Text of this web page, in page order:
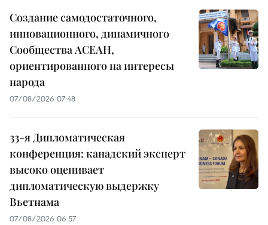
Создание самодостаточного,
инновационного, динамичного
Сообщества АСЕАН,
ориентированного на интересы
народа
07/08/2026 07:48
33-я Дипломатическая
конференция: канадский эксперт
высоко оценивает
дипломатическую выдержку
Вьетнама
07/08/2026 06:57